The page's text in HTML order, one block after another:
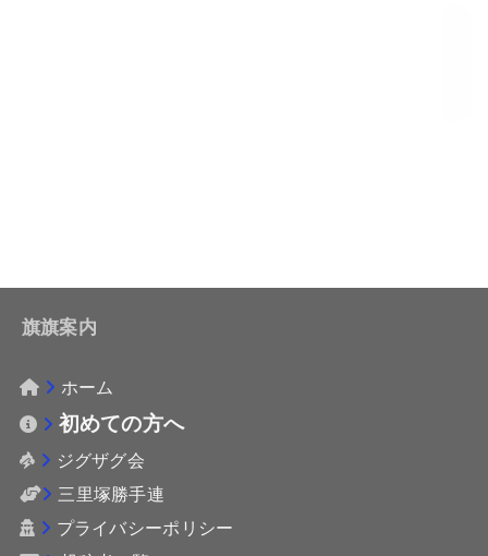
旗旗案内
ホーム
初めての方へ
ジグザグ会
三里塚勝手連
プライバシーポリシー